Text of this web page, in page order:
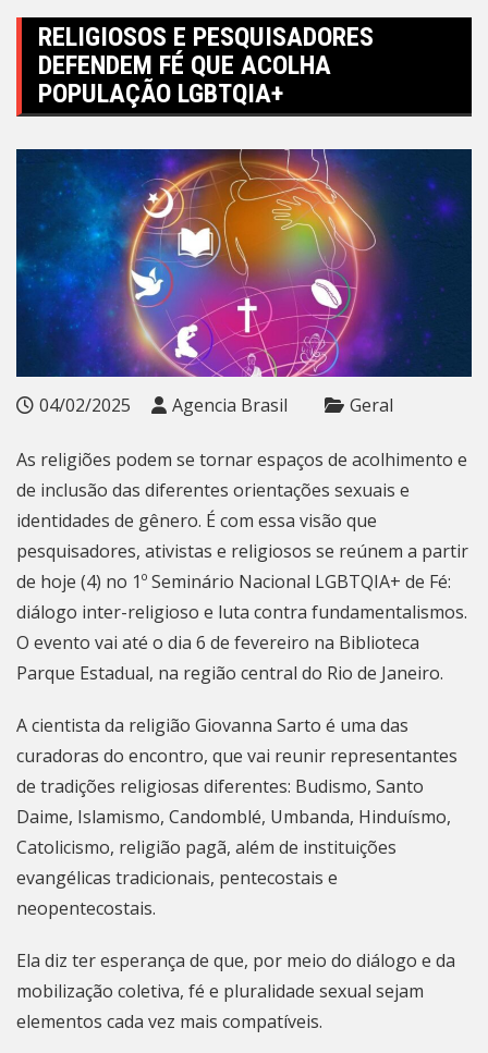
RELIGIOSOS E PESQUISADORES
DEFENDEM FÉ QUE ACOLHA
POPULAÇÃO LGBTQIA+
04/02/2025 Agencia Brasil Geral
As religiões podem se tornar espaços de acolhimento e
de inclusão das diferentes orientações sexuais e
identidades de gênero. É com essa visão que
pesquisadores, ativistas e religiosos se reúnem a partir
de hoje (4) no 1º Seminário Nacional LGBTQIA+ de Fé:
diálogo inter-religioso e luta contra fundamentalismos.
O evento vai até o dia 6 de fevereiro na Biblioteca
Parque Estadual, na região central do Rio de Janeiro.
A cientista da religião Giovanna Sarto é uma das
curadoras do encontro, que vai reunir representantes
de tradições religiosas diferentes: Budismo, Santo
Daime, Islamismo, Candomblé, Umbanda, Hinduísmo,
Catolicismo, religião pagã, além de instituições
evangélicas tradicionais, pentecostais e
neopentecostais.
Ela diz ter esperança de que, por meio do diálogo e da
mobilização coletiva, fé e pluralidade sexual sejam
elementos cada vez mais compatíveis.